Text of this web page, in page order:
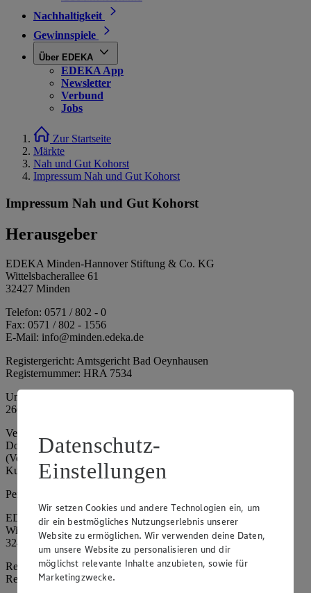
Nachhaltigkeit
Gewinnspiele
Über EDEKA
EDEKA App
Newsletter
Verbund
Jobs
Zur Startseite
Märkte
Nah und Gut Kohorst
Impressum Nah und Gut Kohorst
Impressum Nah und Gut Kohorst
Herausgeber
EDEKA Minden-Hannover Stiftung & Co. KG
Wittelsbacherallee 61
32427 Minden
Telefon: 0571 / 802 - 0
Fax: 0571 / 802 - 1556
E-Mail: info@minden.edeka.de
Registergericht: Amtsgericht Bad Oeynhausen
Registernummer: HRA 7534
Umsatzsteuer-Identifikationsnummer gem. § 27a UStG: DE
266067317
Vertretungsberechtigte: Mark Rosenkranz (Sprecher), Eileen
Dominique Klingsiek (Vorstandsmitglied), Ulf-U. Plath
(Vorstandsmitglied), Stephan Wohler (Vorstandsmitglied), Marc
Kuhlmann (Aufsichtsratsvorsitzender)
Persönlich haftende Gesellschafterin:
EDEKA Minden-Hannover Holding GmbH
Wittelsbacherallee 61
32427 Minden
Registergericht: Amtsgericht Bad Oeynhausen
Registernummer: HRB 4086
Datenschutz-
Einstellungen
Wir setzen Cookies und andere Technologien ein, um
dir ein bestmögliches Nutzungserlebnis unserer
Website zu ermöglichen. Wir verwenden deine Daten,
um unsere Website zu personalisieren und dir
möglichst relevante Inhalte anzubieten, sowie für
Marketingzwecke.